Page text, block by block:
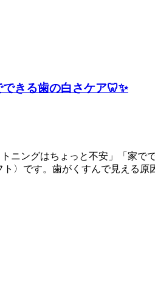
きる歯の白さケア🦷✨
ニングはちょっと不安」「家
〉です。歯がくすんで見える原